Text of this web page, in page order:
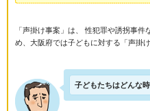
「声掛け事案」は、 性犯罪や誘拐事
め、大阪府では子どもに対する「声掛
子どもたちはどんな